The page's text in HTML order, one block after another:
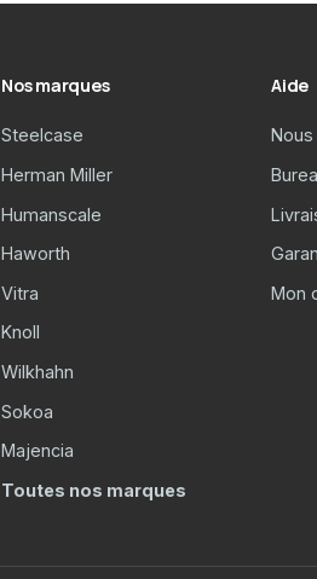
Nos marques
Steelcase
Herman Miller
Humanscale
Haworth
Vitra
Knoll
Wilkhahn
Sokoa
Majencia
Toutes nos marques
Aide
Mon